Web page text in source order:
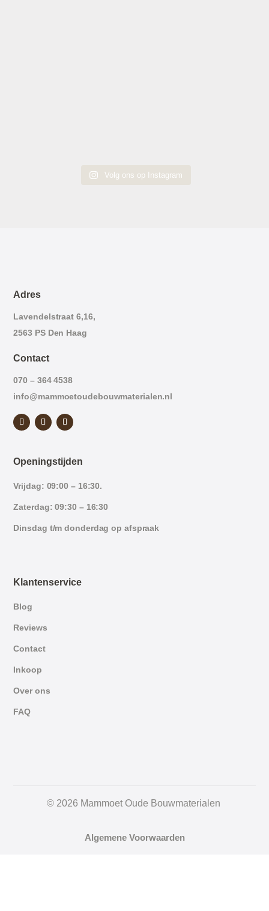
Volg ons op Instagram
Adres
Lavendelstraat 6,16,
2563 PS Den Haag
Contact
070 – 364 4538
info@mammoetoudebouwmaterialen.nl
Openingstijden
Vrijdag: 09:00 – 16:30.
Zaterdag: 09:30 – 16:30
Dinsdag t/m donderdag op afspraak
Klantenservice
Blog
Reviews
Contact
Inkoop
Over ons
FAQ
© 2026 Mammoet Oude Bouwmaterialen
Algemene Voorwaarden